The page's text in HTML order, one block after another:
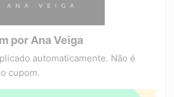
por Ana Veiga
automaticamente. Não é
cupom.